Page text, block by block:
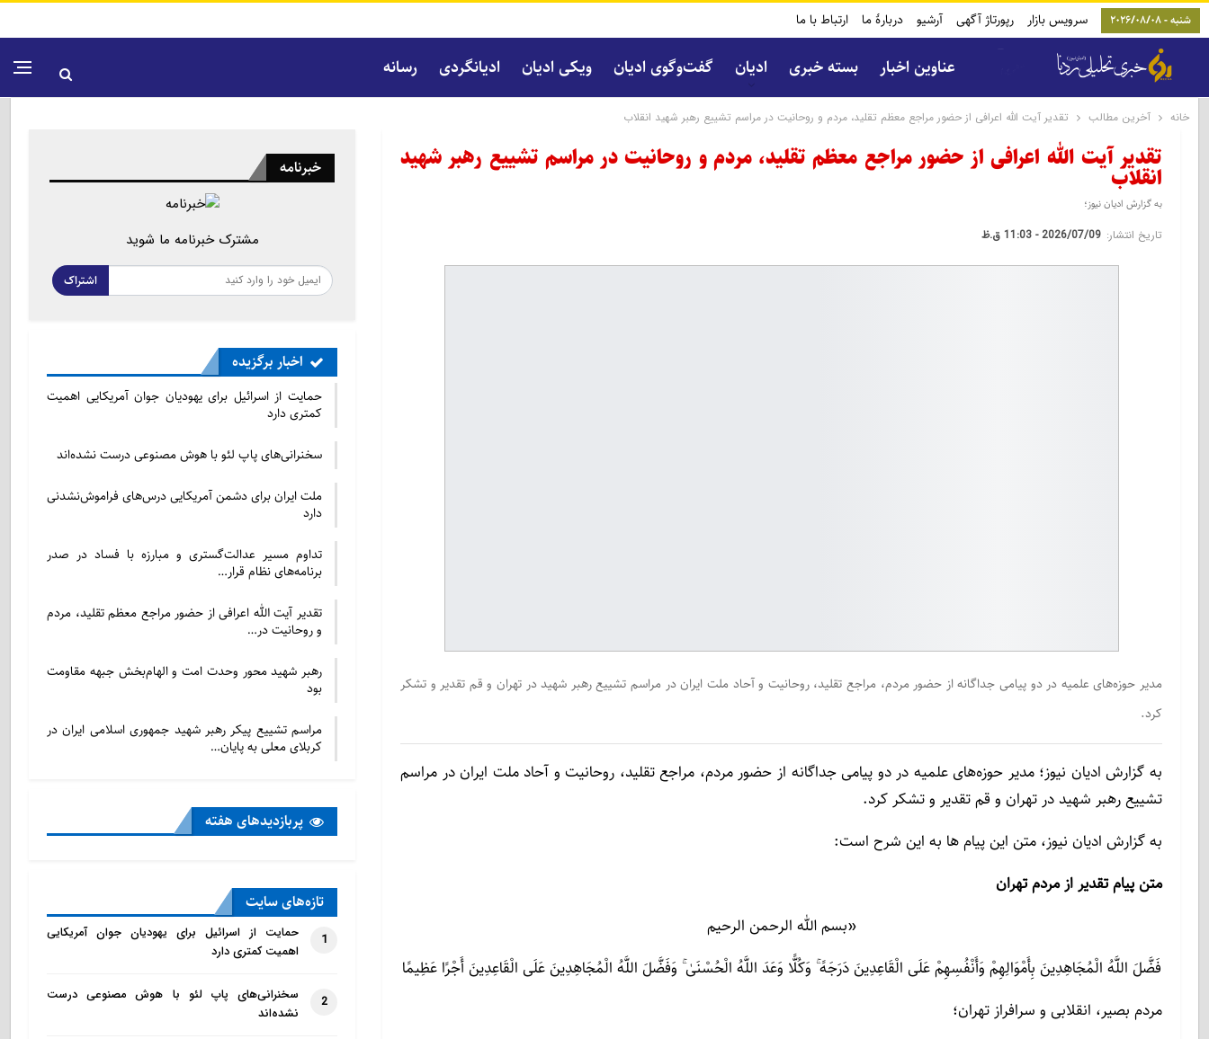
شنبه - 2026/08/08 سرویس بازار رپورتاژ آگهی آرشیو دربارۀ ما ارتباط با ما
عناوین اخبار بسته خبری ادیان گفت‌و‌گوی ادیان ویکی ادیان ادیانگردی رسانه
خانه آخرین مطالب تقدیر آیت الله اعرافی از حضور مراجع معظم تقلید، مردم و روحانیت در مراسم تشییع رهبر شهید انقلاب
تقدیر آیت الله اعرافی از حضور مراجع معظم تقلید، مردم و روحانیت در مراسم تشییع رهبر شهید
انقلاب
به گزارش ادیان نیوز؛
تاریخ انتشار: 2026/07/09 - 11:03 ق.ظ
مدیر حوزه‌های علمیه در دو پیامی جداگانه از حضور مردم، مراجع تقلید، روحانیت و آحاد ملت ایران در مراسم تشییع رهبر شهید در تهران و قم تقدیر و تشکر
کرد.
به گزارش ادیان نیوز؛ مدیر حوزه‌های علمیه در دو پیامی جداگانه از حضور مردم، مراجع تقلید، روحانیت و آحاد ملت ایران در مراسم
تشییع رهبر شهید در تهران و قم تقدیر و تشکر کرد.
به گزارش ادیان نیوز، متن این پیام ها به این شرح است:
متن پیام تقدیر از مردم تهران
«بسم الله الرحمن الرحیم
فَضَّلَ اللَّهُ الْمُجَاهِدِینَ بِأَمْوَالِهِمْ وَأَنْفُسِهِمْ عَلَی الْقَاعِدِینَ دَرَجَهً ۚ وَکُلًّا وَعَدَ اللَّهُ الْحُسْنَیٰ ۚ وَفَضَّلَ اللَّهُ الْمُجَاهِدِینَ عَلَی الْقَاعِدِینَ أَجْرًا عَظِیمًا
مردم بصیر، انقلابی و سرافراز تهران؛
خبرنامه
مشترک خبرنامه ما شوید
اشتراک
اخبار برگزیده
حمایت از اسرائیل برای یهودیان جوان آمریکایی اهمیت
کمتری دارد
سخنرانی‌های پاپ لئو با هوش مصنوعی درست نشده‌اند
ملت ایران برای دشمن آمریکایی درس‌های فراموش‌نشدنی
دارد
تداوم مسیر عدالت‌گستری و مبارزه با فساد در صدر
برنامه‌های نظام قرار…
تقدیر آیت الله اعرافی از حضور مراجع معظم تقلید، مردم
و روحانیت در…
رهبر شهید محور وحدت امت و الهام‌بخش جبهه مقاومت
بود
مراسم تشییع پیکر رهبر شهید جمهوری اسلامی ایران در
کربلای معلی به پایان…
پربازدید‌های هفته
تازه‌‌های سایت
1
حمایت از اسرائیل برای یهودیان جوان آمریکایی
اهمیت کمتری دارد
2
سخنرانی‌های پاپ لئو با هوش مصنوعی درست
نشده‌اند